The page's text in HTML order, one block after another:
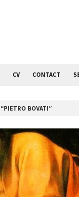
CV CONTACT
PIETRO BOVATI